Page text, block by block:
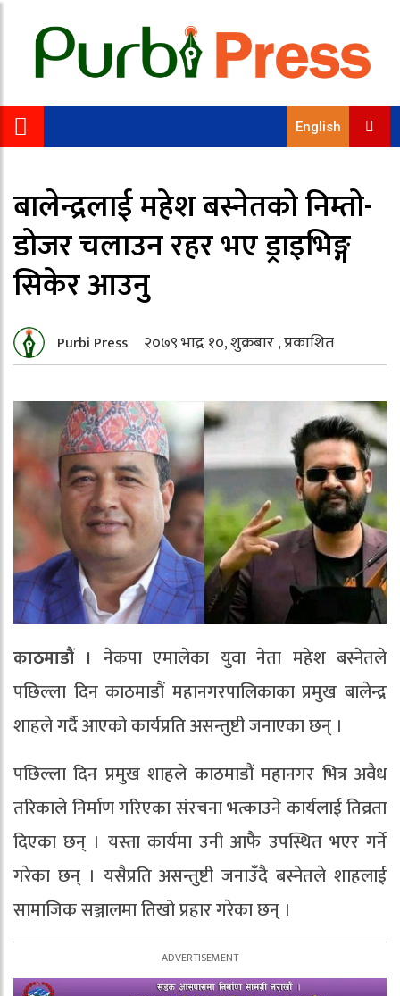
English
बालेन्द्रलाई महेश बस्नेतको निम्तो-
डोजर चलाउन रहर भए ड्राइभिङ्ग
सिकेर आउनु
Purbi Press २०७९ भाद्र १०, शुक्रबार , प्रकाशित
काठमाडौं । नेकपा एमालेका युवा नेता महेश बस्नेतले
पछिल्ला दिन काठमाडौं महानगरपालिकाका प्रमुख बालेन्द्र
शाहले गर्दै आएको कार्यप्रति असन्तुष्टी जनाएका छन् ।
पछिल्ला दिन प्रमुख शाहले काठमाडौं महानगर भित्र अवैध
तरिकाले निर्माण गरिएका संरचना भत्काउने कार्यलाई तिव्रता
दिएका छन् । यस्ता कार्यमा उनी आफै उपस्थित भएर गर्ने
गरेका छन् । यसैप्रति असन्तुष्टी जनाउँदै बस्नेतले शाहलाई
सामाजिक सञ्जालमा तिखो प्रहार गरेका छन् ।